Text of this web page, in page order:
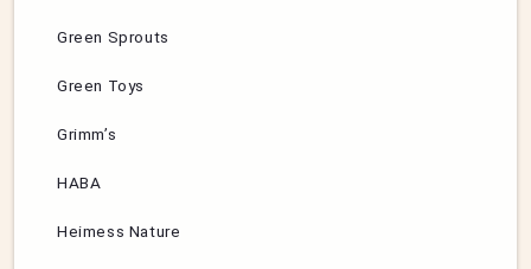
Green Sprouts
Green Toys
Grimm’s
HABA
Heimess Nature